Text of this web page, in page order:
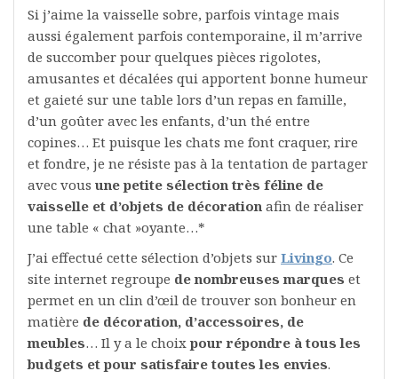
Si j’aime la vaisselle sobre, parfois vintage mais
aussi également parfois contemporaine, il m’arrive
de succomber pour quelques pièces rigolotes,
amusantes et décalées qui apportent bonne humeur
et gaieté sur une table lors d’un repas en famille,
d’un goûter avec les enfants, d’un thé entre
copines… Et puisque les chats me font craquer, rire
et fondre, je ne résiste pas à la tentation de partager
avec vous une petite sélection très féline de
vaisselle et d’objets de décoration afin de réaliser
une table « chat »oyante…*
J’ai effectué cette sélection d’objets sur Livingo. Ce
site internet regroupe de nombreuses marques et
permet en un clin d’œil de trouver son bonheur en
matière de décoration, d’accessoires, de
meubles… Il y a le choix pour répondre à tous les
budgets et pour satisfaire toutes les envies.